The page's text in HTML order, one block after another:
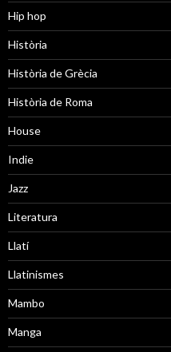
Hip hop
Història
Història de Grècia
Història de Roma
House
Indie
Jazz
Literatura
Llatí
Llatinismes
Mambo
Manga